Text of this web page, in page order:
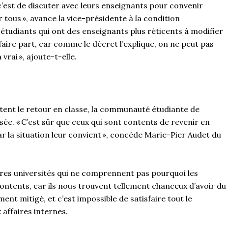
de discuter avec leurs enseignants pour convenir
», avancela vice-présidente à la condition
étudiants qui ont des enseignants plus réticents à modifier
part, car comme le décret l’explique, on ne peut pas
vrai », ajoute-t-elle.
le retour en classe, la communauté étudiante de
« C’est sûr que ceux qui sont contents de revenir en
la situation leur convient», concède Marie-Pier Audet du
universités qui ne comprennent pas pourquoi les
car ils nous trouvent tellement chanceux d’avoir du
mitigé, et c’est impossible de satisfaire tout le
affaires internes.